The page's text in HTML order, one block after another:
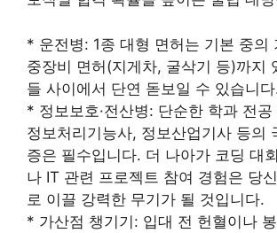
* 운전병: 1종 대형 면허는 기본 중의
중장비 면허(지게차, 굴삭기 등)까지
들 사이에서 단연 돋보일 수 있습니
* 정보보호·전산병: 단순한 학과 전
정보처리기능사, 정보산업기사 등의
증은 필수입니다. 더 나아가 코딩 대
나 IT 관련 프로젝트 참여 경험은 당
로 이끌 강력한 무기가 될 것입니다.
* 가산점 챙기기: 입대 전 헌혈이나